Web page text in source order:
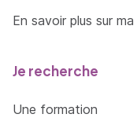
En savoir plus sur
Je recherche
Une formation